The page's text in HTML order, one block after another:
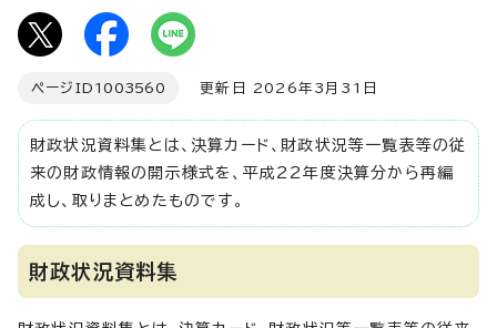
ページID 1003560 更新日 2026年3月31日
財政状況資料集とは、決算カード、財政状況等一覧表等の従
来の財政情報の開示様式を、平成22年度決算分から再編
成し、取りまとめたものです。
財政状況資料集